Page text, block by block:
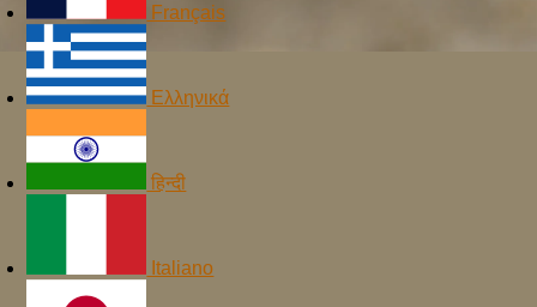
Français
Ελληνικά
हिन्दी
Italiano